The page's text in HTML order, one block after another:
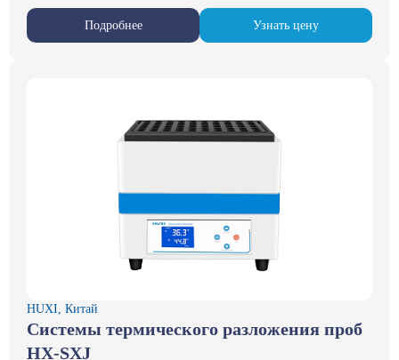
Подробнее Узнать цену
HUXI, Китай
Системы термического разложения проб
HX-SXJ